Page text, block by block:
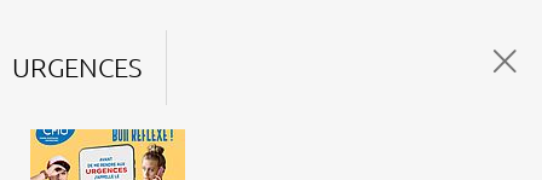
URGENCES